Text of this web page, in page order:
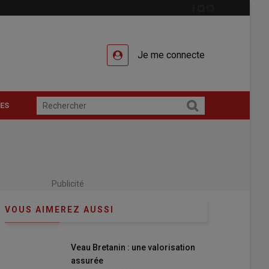
Je me connecte
Publicité
VOUS AIMEREZ AUSSI
Veau Bretanin : une valorisation
assurée